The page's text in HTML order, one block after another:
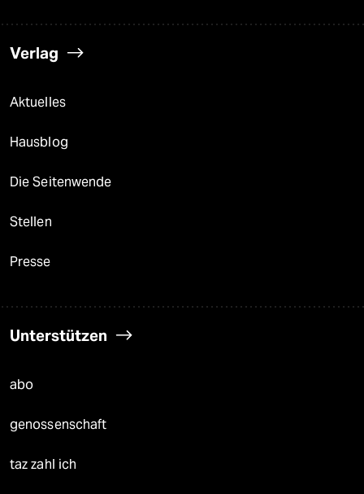
Verlag
Aktuelles
Hausblog
Die Seitenwende
Stellen
Presse
Unterstützen
abo
genossenschaft
taz zahl ich